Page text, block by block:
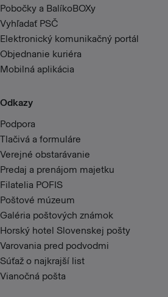
Pobočky a BalíkoBOXy
Vyhľadať PSČ
Elektronický komunikačný portál
Objednanie kuriéra
Mobilná aplikácia
Odkazy
Podpora
Tlačivá a formuláre
Verejné obstarávanie
Predaj a prenájom majetku
Filatelia POFIS
Poštové múzeum
Galéria poštových známok
Horský hotel Slovenskej pošty
Varovania pred podvodmi
Súťaž o najkrajší list
Vianočná pošta